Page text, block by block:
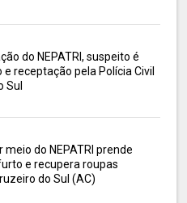
do NEPATRI, suspeito é
receptação pela Polícia Civil
Sul
meio do NEPATRI prende
e recupera roupas
do Sul (AC)